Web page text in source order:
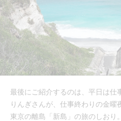
最後にご紹介するのは、平日は仕
りんぎさんが、仕事終わりの金曜
東京の離島「新島」の旅のしおり